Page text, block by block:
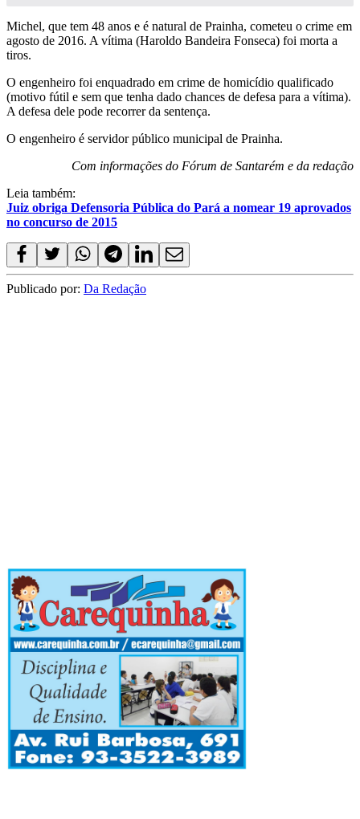
Michel, que tem 48 anos e é natural de Prainha, cometeu o crime em
agosto de 2016. A vítima (Haroldo Bandeira Fonseca) foi morta a
tiros.
O engenheiro foi enquadrado em crime de homicídio qualificado
(motivo fútil e sem que tenha dado chances de defesa para a vítima).
A defesa dele pode recorrer da sentença.
O engenheiro é servidor público municipal de Prainha.
Com informações do Fórum de Santarém e da redação
Leia também:
Juiz obriga Defensoria Pública do Pará a nomear 19 aprovados
no concurso de 2015
Publicado por: Da Redação